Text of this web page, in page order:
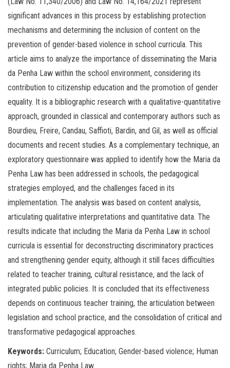
significant advances in this process by establishing protection
mechanisms and determining the inclusion of content on the
prevention of gender-based violence in school curricula. This
article aims to analyze the importance of disseminating the Maria
da Penha Law within the school environment, considering its
contribution to citizenship education and the promotion of gender
equality. It is a bibliographic research with a qualitative-quantitative
approach, grounded in classical and contemporary authors such as
Bourdieu, Freire, Candau, Saffioti, Bardin, and Gil, as well as official
documents and recent studies. As a complementary technique, an
exploratory questionnaire was applied to identify how the Maria da
Penha Law has been addressed in schools, the pedagogical
strategies employed, and the challenges faced in its
implementation. The analysis was based on content analysis,
articulating qualitative interpretations and quantitative data. The
results indicate that including the Maria da Penha Law in school
curricula is essential for deconstructing discriminatory practices
and strengthening gender equity, although it still faces difficulties
related to teacher training, cultural resistance, and the lack of
integrated public policies. It is concluded that its effectiveness
depends on continuous teacher training, the articulation between
legislation and school practice, and the consolidation of critical and
transformative pedagogical approaches.
Keywords: Curriculum; Education; Gender-based violence; Human
rights; Maria da Penha Law.